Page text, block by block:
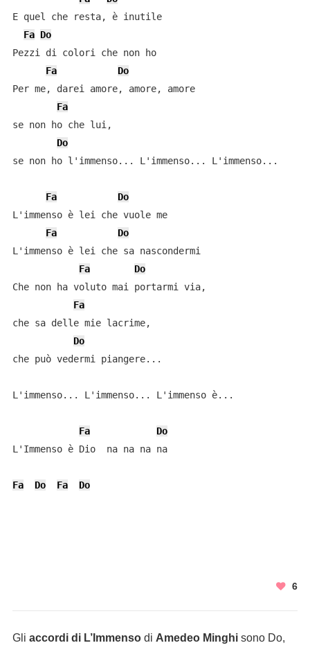
E quel che resta, è inutile
Fa Do
Pezzi di colori che non ho
Fa
Do
Per me, darei amore, amore, amore
Fa
se non ho che lui,
Do
se non ho l'immenso... L'immenso... L'immenso...
Fa
Do
L'immenso è lei che vuole me
Fa
Do
L'immenso è lei che sa nascondermi
Fa
Do
Che non ha voluto mai portarmi via,
Fa
che sa delle mie lacrime,
Do
che può vedermi piangere...
L'immenso... L'immenso... L'immenso è...
Fa
Do
L'Immenso è Dio  na na na na
Fa Do Fa Do
6
Gli accordi di L’Immensodi Amedeo Minghisono Do,